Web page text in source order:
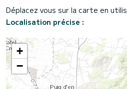
Déplacez vous sur la carte en
Localisation précise :
+
−